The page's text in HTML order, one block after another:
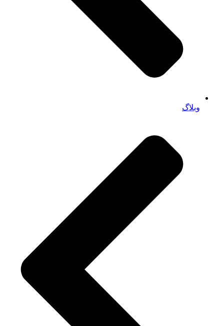
وبلاگ